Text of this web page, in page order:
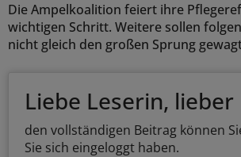
Die Ampelkoalition feiert ihre
wichtigen Schritt. Weitere sollen
nicht gleich den großen Sprung
Liebe Leserin, lieber
den vollständigen Beitrag können
Sie sich eingeloggt haben.